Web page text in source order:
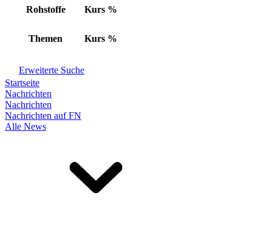
Rohstoffe Kurs %
Themen Kurs %
Erweiterte Suche
Startseite
Nachrichten
Nachrichten
Nachrichten auf FN
Alle News